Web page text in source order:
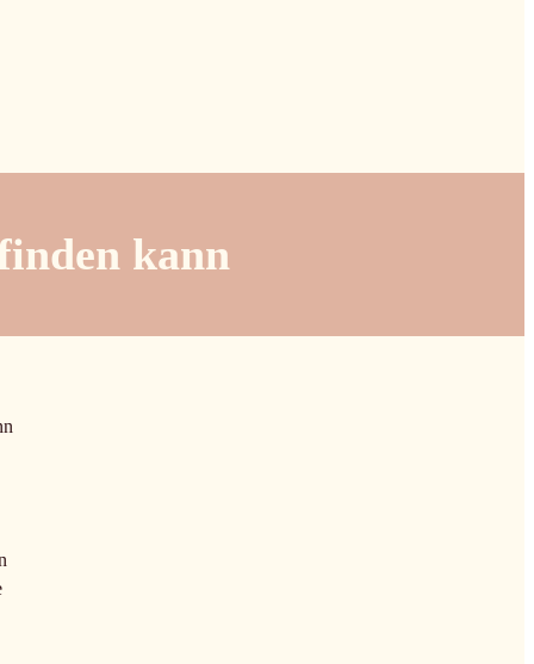
kann